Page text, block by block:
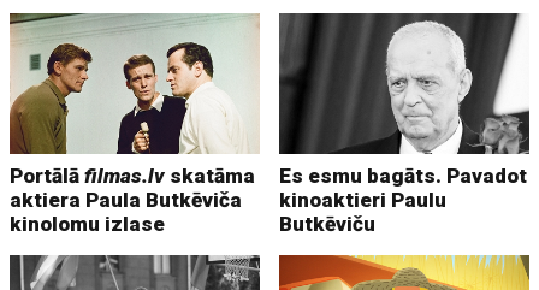
Portālāfilmas.lv skatāma
aktiera Paula Butkēviča
kinolomu izlase
Es esmu bagāts. Pavadot
kinoaktieri Paulu
Butkēviču